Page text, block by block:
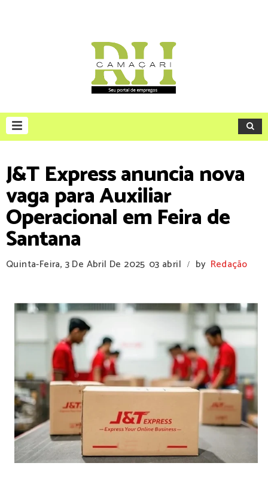
J&T Express anuncia nova
vaga para Auxiliar
Operacional em Feira de
Santana
Quinta-Feira, 3 De Abril De 2025 03 abril / by Redação